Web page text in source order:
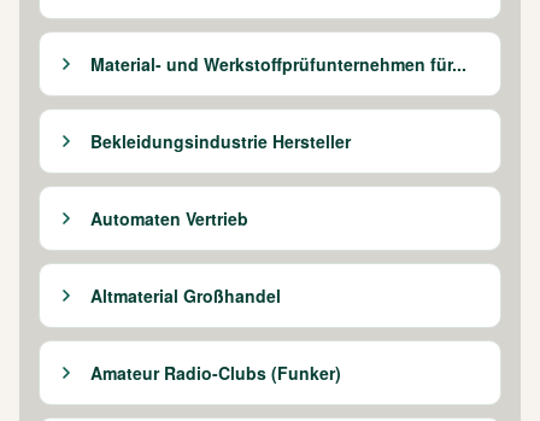
Material- und Werkstoffprüfunternehmen für...
Bekleidungsindustrie Hersteller
Automaten Vertrieb
Altmaterial Großhandel
Amateur Radio-Clubs (Funker)